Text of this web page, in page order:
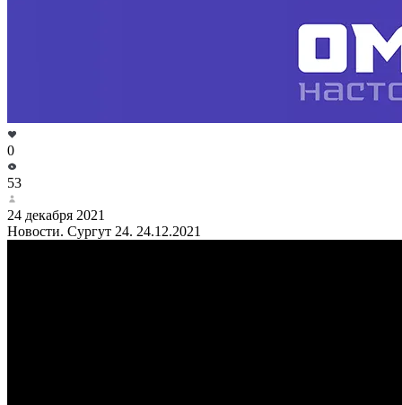
0
53
24 декабря 2021
Новости. Сургут 24. 24.12.2021